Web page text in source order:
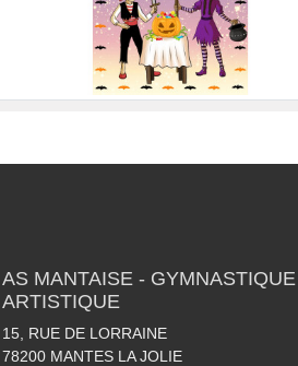
AS MANTAISE - GYMNASTIQUE
ARTISTIQUE
15, RUE DE LORRAINE
78200 MANTES LA JOLIE